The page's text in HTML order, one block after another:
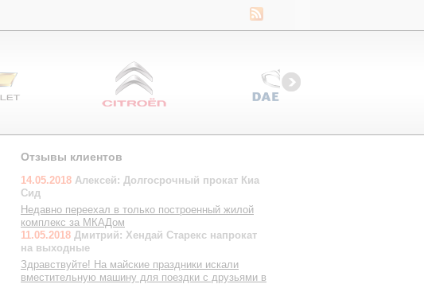
Отзывы клиентов
14.05.2018 Алексей: Долгосрочный прокат Киа
Сид
Недавно переехал в только построенный жилой
комплекс за МКАДом
11.05.2018 Дмитрий: Хендай Старекс напрокат
на выходные
Здравствуйте! На майские праздники искали
вместительную машину для поездки с друзьями в